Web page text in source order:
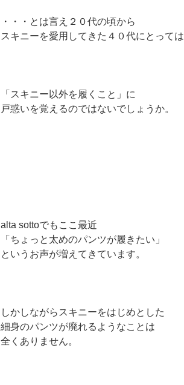
・・・とは言え２０代の頃から
スキニーを愛用してきた４０代にとっては
「スキニー以外を履くこと」に
戸惑いを覚えるのではないでしょうか。
alta sottoでもここ最近
「ちょっと太めのパンツが履きたい」
というお声が増えてきています。
しかしながらスキニーをはじめとした
細身のパンツが廃れるようなことは
全くありません。